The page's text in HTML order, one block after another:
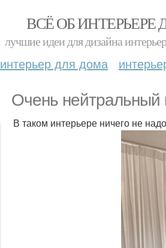
ВСЁ ОБ
лучшие идеи для дизайна
интерьер для дома
Очень нейтральный
В таком интерьере ничего не